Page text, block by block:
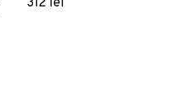
312 lei